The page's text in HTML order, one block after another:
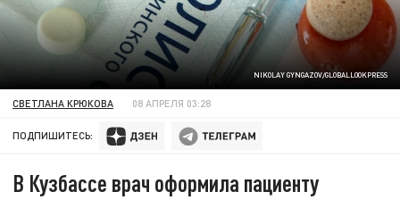
NIKOLAY GYNGAZOV/GLOBALLOOKPRESS
СВЕТЛАНА КРЮКОВА 08 АПРЕЛЯ 03:28
ПОДПИШИТЕСЬ:
В Кузбассе врач оформила пациенту